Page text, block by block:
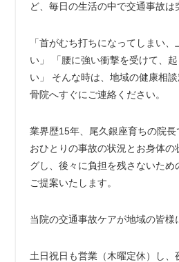
ど、毎日の生活の中で交通事故は
「首がむち打ちになってしまい
い」 「腰に強い衝撃を受けて、
い」 そんな時は、地域の健康相
骨院へすぐにご連絡ください。
業界歴15年、尾久銀座育ちの院長
おひとりの事故の状況とお身体の
グし、後々に負担を残さないため
ご提案いたします。
当院の交通事故ケアが地域の皆様
土日祝日も営業（木曜定休）し、